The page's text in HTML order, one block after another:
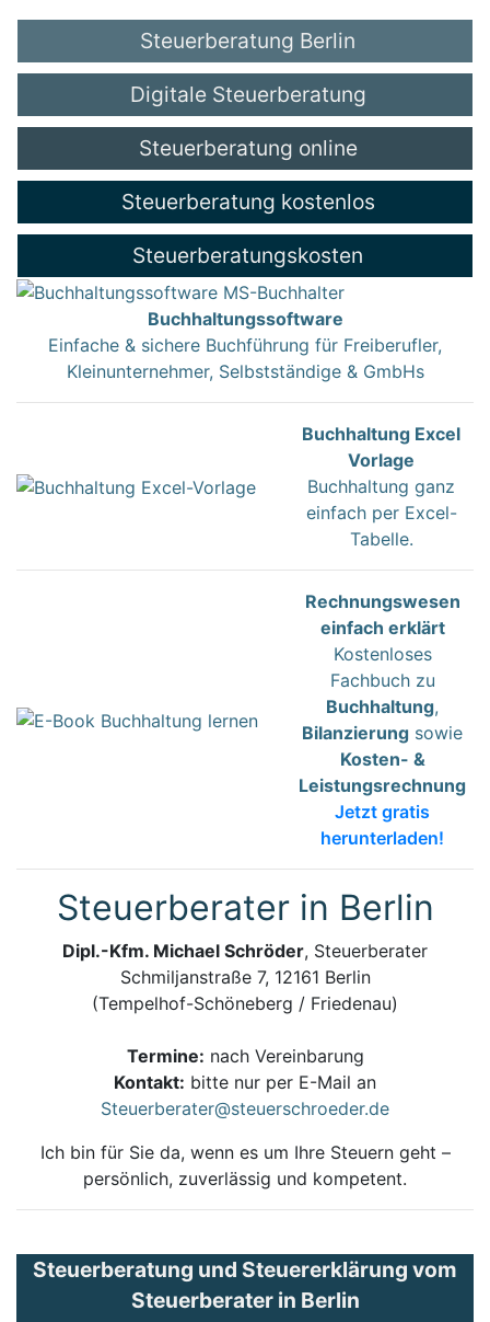
Steuerberatung Berlin
Digitale Steuerberatung
Steuerberatung online
Steuerberatung kostenlos
Steuerberatungskosten
Buchhaltungssoftware
Einfache & sichere Buchführung für Freiberufler,
Kleinunternehmer, Selbstständige & GmbHs
Buchhaltung Excel
Vorlage
Buchhaltung ganz
einfach per Excel-
Tabelle.
Rechnungswesen
einfach erklärt
Kostenloses
Fachbuch zu
Buchhaltung,
Bilanzierung sowie
Kosten- &
Leistungsrechnung
Jetzt gratis
herunterladen!
Steuerberater in Berlin
Dipl.-Kfm. Michael Schröder, Steuerberater
Schmiljanstraße 7, 12161 Berlin
(Tempelhof-Schöneberg / Friedenau)
Termine: nach Vereinbarung
Kontakt: bitte nur per E-Mail an
Steuerberater@steuerschroeder.de
Ich bin für Sie da, wenn es um Ihre Steuern geht –
persönlich, zuverlässig und kompetent.
Steuerberatung und Steuererklärung vom
Steuerberater in Berlin